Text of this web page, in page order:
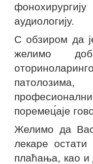
аудиологију.
С обзиром да
желимо
поремец́аје
Желимо да
лекаре
плаћања, као и